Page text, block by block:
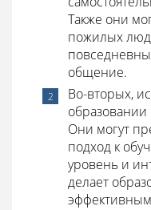
Также они
пожилых
общение.
Во-вторых,
Они могут
подход к
уровень и
делает